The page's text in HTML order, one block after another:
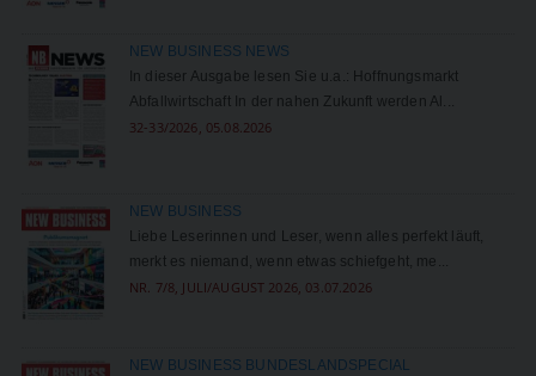
NEW BUSINESS NEWS
In dieser Ausgabe lesen Sie u.a.: Hoffnungsmarkt
Abfallwirtschaft In der nahen Zukunft werden Al...
32-33/2026, 05.08.2026
NEW BUSINESS
Liebe Leserinnen und Leser, wenn alles perfekt läuft,
merkt es niemand, wenn etwas schiefgeht, me...
NR. 7/8, JULI/AUGUST 2026, 03.07.2026
NEW BUSINESS BUNDESLANDSPECIAL